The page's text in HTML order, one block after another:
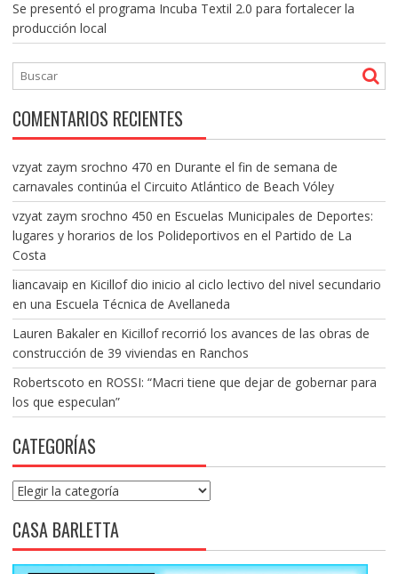
Se presentó el programa Incuba Textil 2.0 para fortalecer la
producción local
COMENTARIOS RECIENTES
vzyat zaym srochno 470 en Durante el fin de semana de
carnavales continúa el Circuito Atlántico de Beach Vóley
vzyat zaym srochno 450 en Escuelas Municipales de Deportes:
lugares y horarios de los Polideportivos en el Partido de La
Costa
liancavaip en Kicillof dio inicio al ciclo lectivo del nivel secundario
en una Escuela Técnica de Avellaneda
Lauren Bakaleren Kicillof recorrió los avances de las obras de
construcción de 39 viviendas en Ranchos
Robertscoto en ROSSI: “Macri tiene que dejar de gobernar para
los que especulan”
CATEGORÍAS
Categorías
CASA BARLETTA